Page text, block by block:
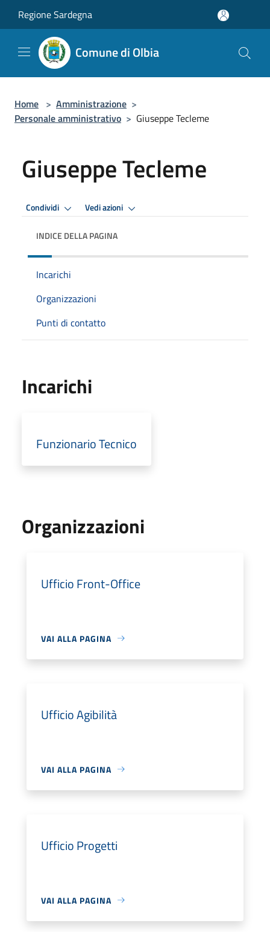
Regione Sardegna
Comune di Olbia
Home > Amministrazione >
Personale amministrativo > Giuseppe Tecleme
Giuseppe Tecleme
Condividi Vedi azioni
INDICE DELLA PAGINA
Incarichi
Organizzazioni
Punti di contatto
Incarichi
Funzionario Tecnico
Organizzazioni
Ufficio Front-Office
VAI ALLA PAGINA
Ufficio Agibilità
VAI ALLA PAGINA
Ufficio Progetti
VAI ALLA PAGINA